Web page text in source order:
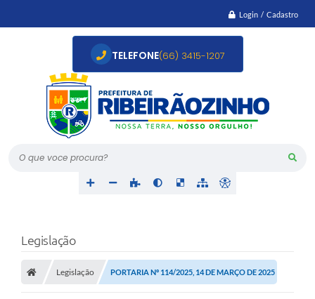
Login / Cadastro
O que voce procura?
TELEFONE(66) 3415-1207
Legislação
Legislação PORTARIA Nº 114/2025, 14 DE MARÇO DE 2025